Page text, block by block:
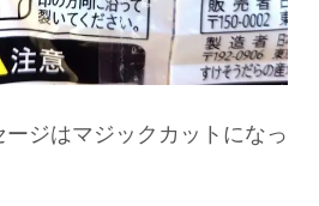
ジはマジックカットになっ